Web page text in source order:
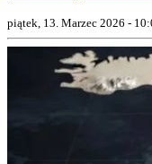
piątek, 13. Marzec 2026 -